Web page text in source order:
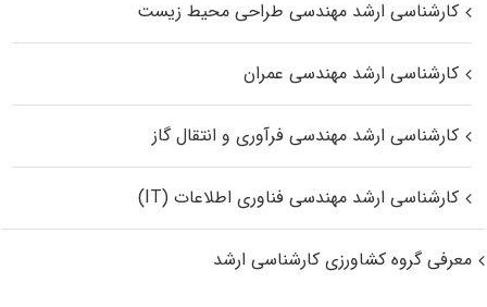
کارشناسی ارشد مهندسی طراحی محیط زیست
کارشناسی ارشد مهندسی عمران
کارشناسی ارشد مهندسی فرآوری و انتقال گاز
کارشناسی ارشد مهندسی فناوری اطلاعات (IT)
معرفی گروه کشاورزی کارشناسی ارشد